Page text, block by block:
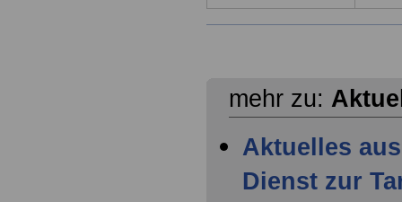
mehr zu:
Aktuelles
Dienst zur